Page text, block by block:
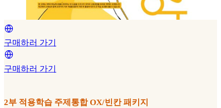
구매하러 가기
구매하러 가기
2부 적용학습 주제통합 OX/빈칸 패키지